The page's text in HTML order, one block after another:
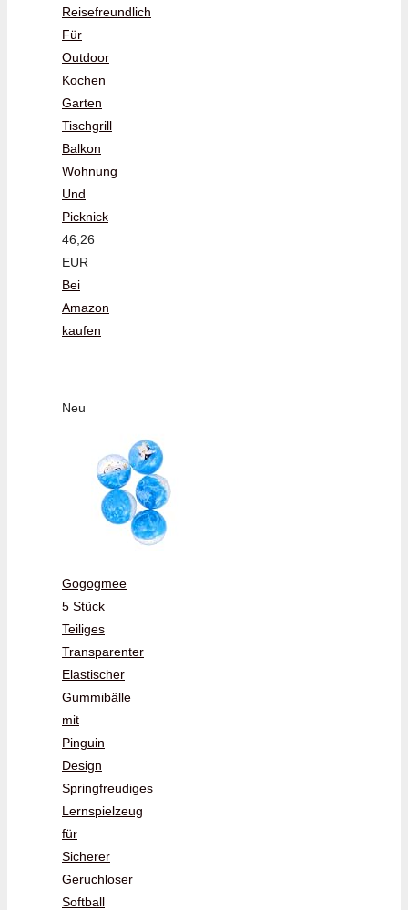
Reisefreundlich
Für
Outdoor
Kochen
Garten
Tischgrill
Balkon
Wohnung
Und
Picknick
46,26
EUR
Bei
Amazon
kaufen
Neu
Gogogmee
5 Stück
Teiliges
Transparenter
Elastischer
Gummibälle
mit
Pinguin
Design
Springfreudiges
Lernspielzeug
für
Sicherer
Geruchloser
Softball